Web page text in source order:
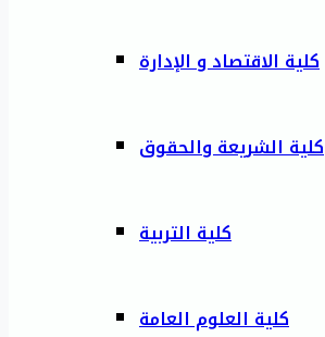
كلية الاقتصاد و الإدارة
كلية الشريعة والحقوق
كلية التربية
كلية العلوم العامة